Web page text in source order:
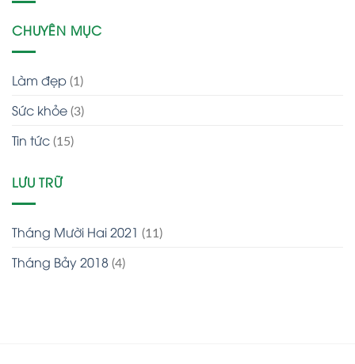
CHUYÊN MỤC
Làm đẹp (1)
Sức khỏe (3)
Tin tức (15)
LƯU TRỮ
Tháng Mười Hai 2021 (11)
Tháng Bảy 2018 (4)